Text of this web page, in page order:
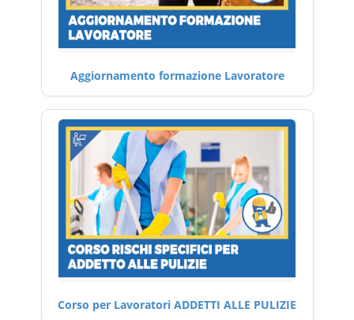
Aggiornamento formazione Lavoratore
Corso per Lavoratori ADDETTI ALLE PULIZIE